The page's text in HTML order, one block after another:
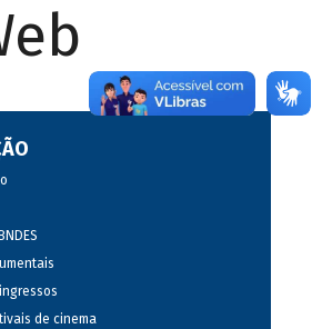
de cinema